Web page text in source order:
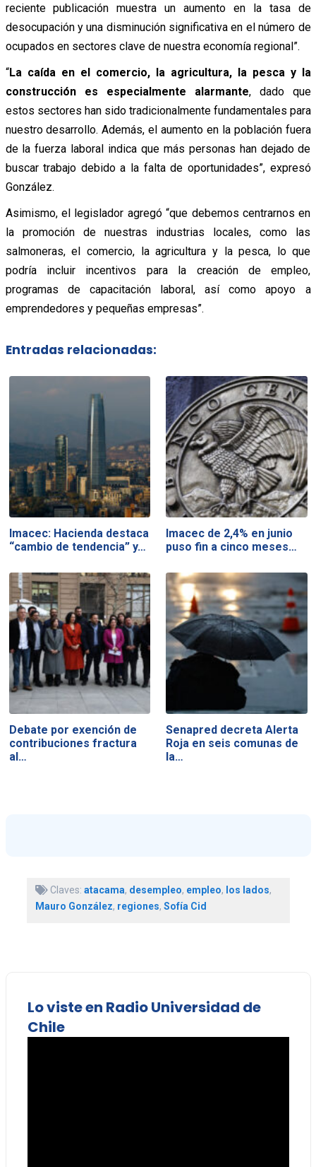
reciente publicación muestra un aumento en la tasa de
desocupación y una disminución significativa en el número de
ocupados en sectores clave de nuestra economía regional”.
“La caída en el comercio, la agricultura, la pesca y la
construcción es especialmente alarmante, dado que
estos sectores han sido tradicionalmente fundamentales para
nuestro desarrollo. Además, el aumento en la población fuera
de la fuerza laboral indica que más personas han dejado de
buscar trabajo debido a la falta de oportunidades”, expresó
González.
Asimismo, el legislador agregó “que debemos centrarnos en
la promoción de nuestras industrias locales, como las
salmoneras, el comercio, la agricultura y la pesca, lo que
podría incluir incentivos para la creación de empleo,
programas de capacitación laboral, así como apoyo a
emprendedores y pequeñas empresas”.
Entradas relacionadas:
Imacec: Hacienda destaca
“cambio de tendencia” y…
Imacec de 2,4% en junio
puso fin a cinco meses…
Debate por exención de
contribuciones fractura
al…
Senapred decreta Alerta
Roja en seis comunas de
la…
Claves: atacama, desempleo, empleo, los lados,
Mauro González, regiones, Sofía Cid
Lo viste en Radio Universidad de
Chile